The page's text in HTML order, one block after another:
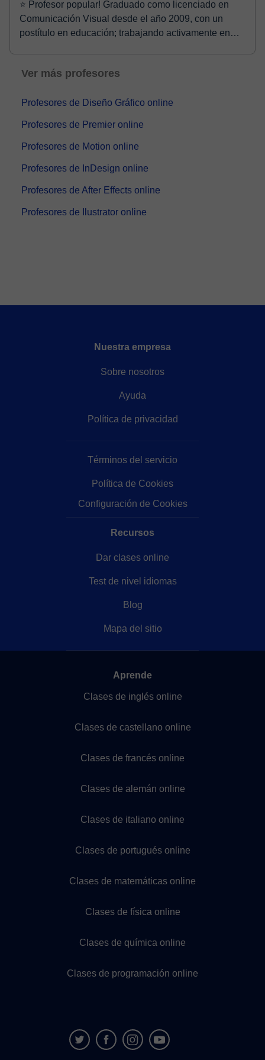
⭐ Profesor popular! Graduado como licenciado en
Comunicación Visual desde el año 2009, con un
postítulo en educación; trabajando activamente en
Ver más profesores
Profesores de Diseño Gráfico online
Profesores de Premier online
Profesores de Motion online
Profesores de InDesign online
Profesores de After Effects online
Profesores de Ilustrator online
Nuestra empresa
Sobre nosotros
Ayuda
Política de privacidad
Términos del servicio
Política de Cookies
Configuración de Cookies
Recursos
Dar clases online
Test de nivel idiomas
Blog
Mapa del sitio
Aprende
Clases de inglés online
Clases de castellano online
Clases de francés online
Clases de alemán online
Clases de italiano online
Clases de portugués online
Clases de matemáticas online
Clases de física online
Clases de química online
Clases de programación online